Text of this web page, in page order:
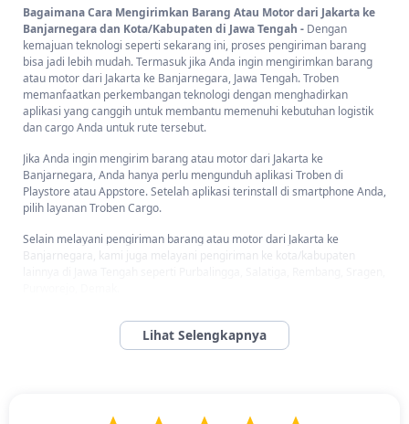
Bagaimana Cara Mengirimkan Barang Atau Motor dari Jakarta ke
Banjarnegara dan Kota/Kabupaten di Jawa Tengah - Dengan
kemajuan teknologi seperti sekarang ini, proses pengiriman barang
bisa jadi lebih mudah. Termasuk jika Anda ingin mengirimkan barang
atau motor dari Jakarta ke Banjarnegara, Jawa Tengah. Troben
memanfaatkan perkembangan teknologi dengan menghadirkan
aplikasi yang canggih untuk membantu memenuhi kebutuhan logistik
dan cargo Anda untuk rute tersebut.
Jika Anda ingin mengirim barang atau motor dari Jakarta ke
Banjarnegara, Anda hanya perlu mengunduh aplikasi Troben di
Playstore atau Appstore. Setelah aplikasi terinstall di smartphone Anda,
pilih layanan Troben Cargo.
Selain melayani pengiriman barang atau motor dari Jakarta ke
Banjarnegara, kami juga melayani pengiriman ke kota/kabupaten
Tak hanya bisa melakukan pemesanan dari aplikasi, Anda juga bisa
melakukan pemesanan dengan cara menghubungi CS kami via